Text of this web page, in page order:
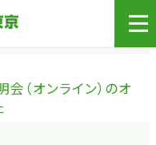
には
です。
ー）
（オンライン）のオ